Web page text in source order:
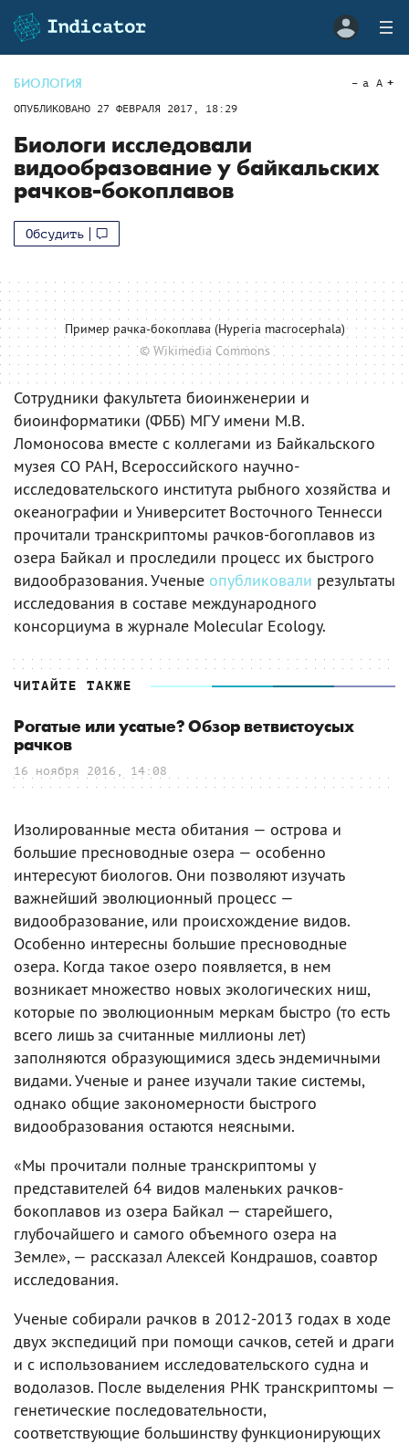
БИОЛОГИЯ
ОПУБЛИКОВАНО 27 ФЕВРАЛЯ 2017, 18:29
a A
Биологи исследовали
видообразование у байкальских
рачков-бокоплавов
Обсудить
Пример рачка-бокоплава (Hyperia macrocephala)
© Wikimedia Commons
Сотрудники факультета биоинженерии и
биоинформатики (ФББ) МГУ имени М.В.
Ломоносова вместе с коллегами из Байкальского
музея СО РАН, Всероссийского научно-
исследовательского института рыбного хозяйства и
океанографии и Университет Восточного Теннесси
прочитали транскриптомы рачков-богоплавов из
озера Байкал и проследили процесс их быстрого
видообразования. Ученые опубликовали результаты
исследования в составе международного
консорциума в журнале Molecular Ecology.
ЧИТАЙТЕ ТАКЖЕ
Рогатые или усатые? Обзор ветвистоусых
рачков
16 ноября 2016, 14:08
Изолированные места обитания — острова и
большие пресноводные озера — особенно
интересуют биологов. Они позволяют изучать
важнейший эволюционный процесс —
видообразование, или происхождение видов.
Особенно интересны большие пресноводные
озера. Когда такое озеро появляется, в нем
возникает множество новых экологических ниш,
которые по эволюционным меркам быстро (то есть
всего лишь за считанные миллионы лет)
заполняются образующимися здесь эндемичными
видами. Ученые и ранее изучали такие системы,
однако общие закономерности быстрого
видообразования остаются неясными.
«Мы прочитали полные транскриптомы у
представителей 64 видов маленьких рачков-
бокоплавов из озера Байкал — старейшего,
глубочайшего и самого объемного озера на
Земле», — рассказал Алексей Кондрашов, соавтор
исследования.
Ученые собирали рачков в 2012-2013 годах в ходе
двух экспедиций при помощи сачков, сетей и драги
и с использованием исследовательского судна и
водолазов. После выделения РНК транскриптомы —
генетические последовательности,
соответствующие большинству функционирующих